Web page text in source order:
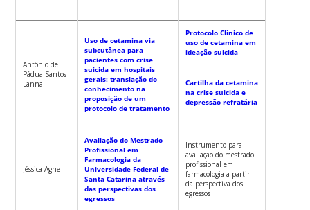
Antônio de
Pádua Santos
Lanna
Uso de cetamina via
subcutânea para
pacientes com crise
suicida em hospitais
gerais: translação do
conhecimento na
proposição de um
protocolo de tratamento
Protocolo Clínico de
uso de cetamina em
ideação suicida
Cartilha da cetamina
na crise suicida e
depressão refratária
Jéssica Agne
Avaliação do Mestrado
Profissional em
Farmacologia da
Universidade Federal de
Santa Catarina através
das perspectivas dos
egressos
Instrumento para
avaliação do mestrado
profissional em
farmacologia a partir
da perspectiva dos
egressos